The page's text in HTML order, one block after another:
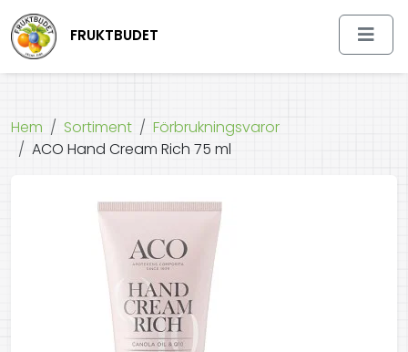
FRUKTBUDET
Hem Sortiment
Förbrukningsvaror
ACO Hand Cream Rich 75 ml